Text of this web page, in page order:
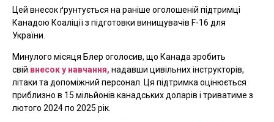
Цей внесок ґрунтується на раніше оголошеній підтримці
Канадою Коаліції з підготовки винищувачів F-16 для
України.
Минулого місяця Блер оголосив, що Канада зробить
свій внесок у навчання, надавши цивільних інструкторів,
літаки та допоміжний персонал. Ця підтримка оцінюється
приблизно в 15 мільйонів канадських доларів і триватиме з
лютого 2024 по 2025 рік.